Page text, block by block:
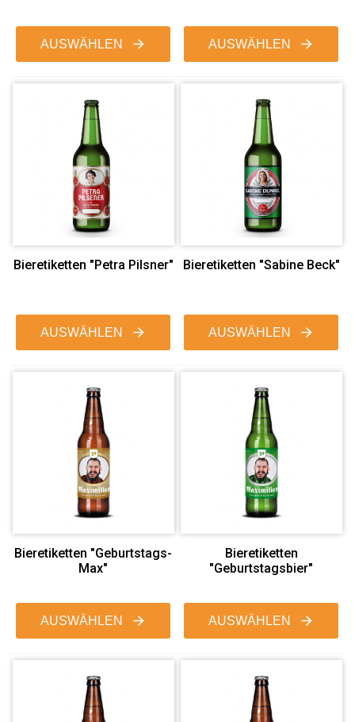
AUSWÄHLEN AUSWÄHLEN
Bieretiketten "Petra Pilsner"
AUSWÄHLEN
Bieretiketten "Sabine Beck"
AUSWÄHLEN
Bieretiketten "Geburtstags-
Max"
AUSWÄHLEN
Bieretiketten
"Geburtstagsbier"
AUSWÄHLEN